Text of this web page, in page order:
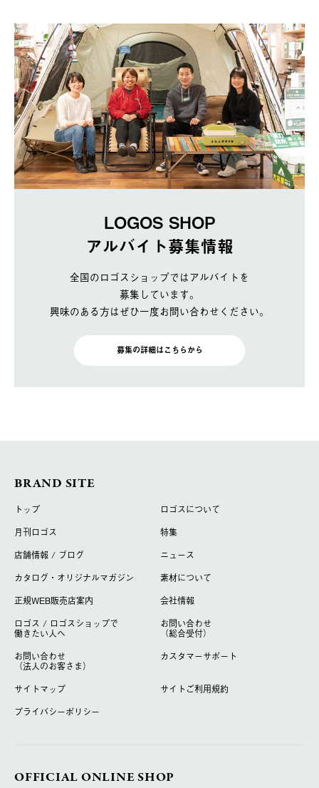
LOGOS SHOP
アルバイト募集情報
全国のロゴスショップではアルバイトを
募集しています。
興味のある方はぜひ一度お問い合わせください。
募集の詳細はこちらから
BRAND SITE
トップ
ロゴスについて
月刊ロゴス
特集
店舗情報 / ブログ
ニュース
カタログ・オリジナルマガジン
素材について
正規WEB販売店案内
会社情報
ロゴス / ロゴスショップで
働きたい人へ
お問い合わせ
（総合受付）
お問い合わせ
（法人のお客さま）
カスタマーサポート
サイトマップ
サイトご利用規約
プライバシーポリシー
OFFICIAL ONLINE SHOP